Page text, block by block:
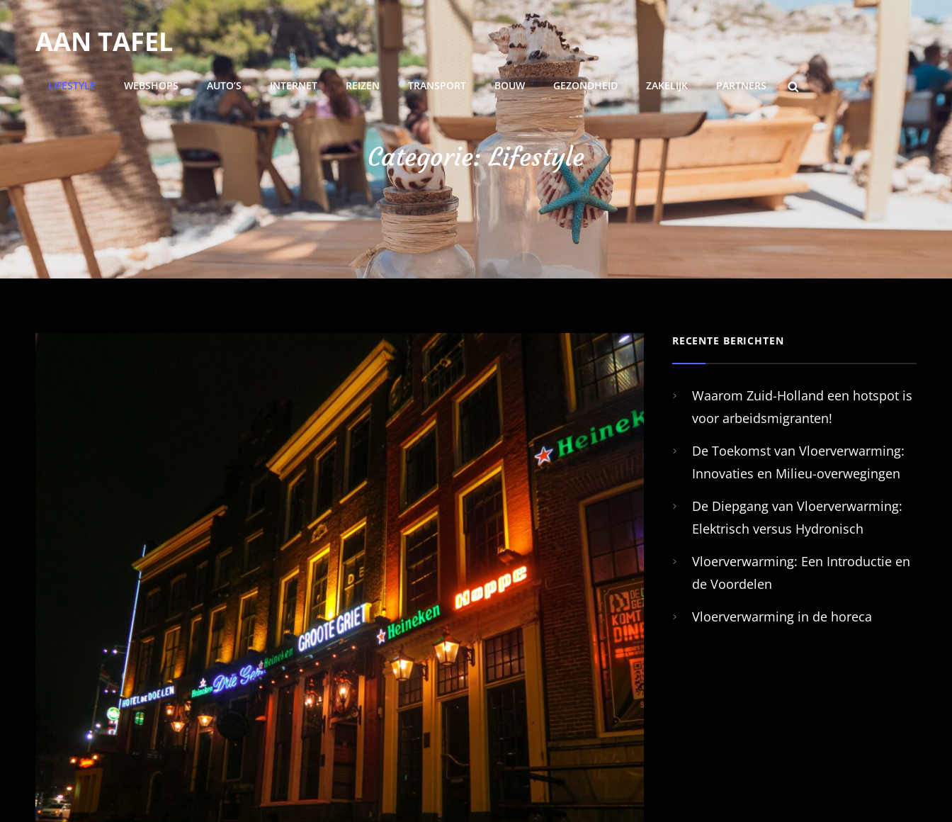
AAN TAFEL
LIFESTYLE WEBSHOPS AUTO’S INTERNET REIZEN TRANSPORT BOUW GEZONDHEID ZAKELIJK PARTNERS ZOEKEN
Categorie:Lifestyle
RECENTE BERICHTEN
Waarom Zuid-Holland een hotspot is
voor arbeidsmigranten!
De Toekomst van Vloerverwarming:
Innovaties en Milieu-overwegingen
De Diepgang van Vloerverwarming:
Elektrisch versus Hydronisch
Vloerverwarming: Een Introductie en
de Voordelen
Vloerverwarming in de horeca